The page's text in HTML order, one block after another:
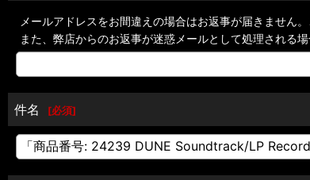
メールアドレスをお間違えの場合はお返事が届きません。
また、弊店からのお返事が迷惑メールとして処理される
件名 [必須]